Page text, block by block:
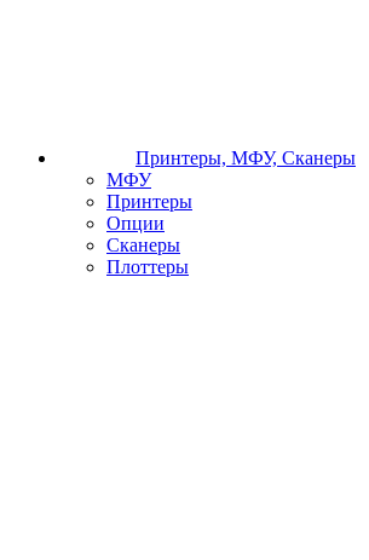
Принтеры, МФУ, Сканеры
МФУ
Принтеры
Опции
Сканеры
Плоттеры